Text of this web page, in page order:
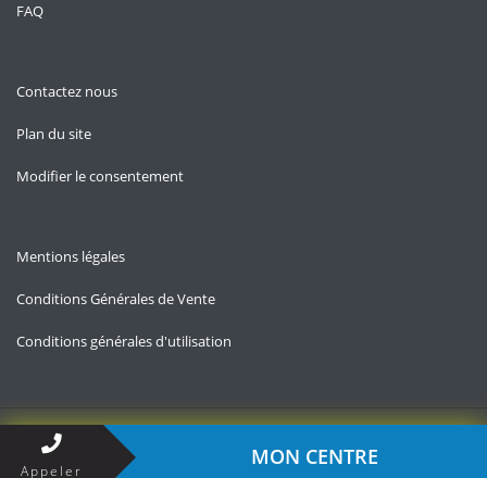
FAQ
Contactez nous
Plan du site
Modifier le consentement
Mentions légales
Conditions Générales de Vente
Conditions générales d'utilisation
Copyright © 2026 — Contact-impots.fr
Appeler
MON CENTRE